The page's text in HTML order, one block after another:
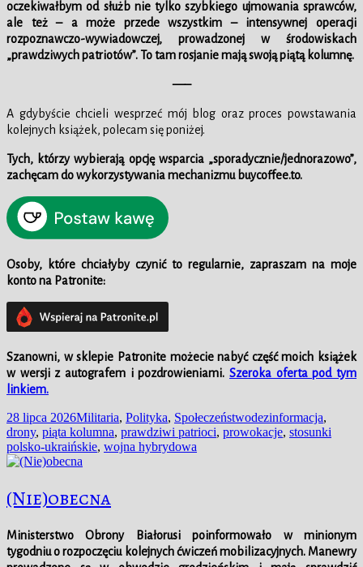
oczekiwałbym od służb nie tylko szybkiego ujmowania sprawców,
ale też – a może przede wszystkim – intensywnej operacji
rozpoznawczo-wywiadowczej, prowadzonej w środowiskach
„prawdziwych patriotów”. To tam rosjanie mają swoją piątą kolumnę.
—–
A gdybyście chcieli wesprzeć mój blog oraz proces powstawania
kolejnych książek, polecam się poniżej.
Tych, którzy wybierają opcję wsparcia „sporadycznie/jednorazowo”,
zachęcam do wykorzystywania mechanizmu buycoffee.to.
Osoby, które chciałyby czynić to regularnie, zapraszam na moje
konto na Patronite:
Szanowni, wsklepie Patronite możecie nabyć część moich książek
w wersji z autografem i pozdrowieniami. Szeroka oferta pod tym
linkiem.
Data
publikacji
28 lipca 2026Kategorie
Militaria, Polityka, SpołeczeństwoTagi
dezinformacja,
drony, piąta kolumna, prawdziwi patrioci, prowokacje, stosunki
polsko-ukraińskie, wojna hybrydowa
(Nie)obecna
Ministerstwo Obrony Białorusi poinformowało w minionym
tygodniu o rozpoczęciu kolejnych ćwiczeń mobilizacyjnych. Manewry